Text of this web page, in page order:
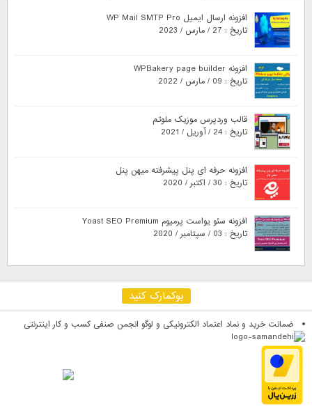
افزونه ارسال ایمیل WP Mail SMTP Pro
تاریخ : 27 / مارس / 2023
افزونه WPBakery page builder
تاریخ : 09 / مارس / 2022
قالب وردپرس موزیک ملوتم
تاریخ : 24 / آوریل / 2021
افزونه حرفه ای پنل پیشرفته میهن پنل
تاریخ : 30 / اکتبر / 2020
افزونه سئو یواست پرمیوم Yoast SEO Premium
تاریخ : 03 / سپتامبر / 2020
بوکمارک کنید
ضمانت خرید و نماد اعتماد الکترونیکی و لوگو انجمن صنفی کسب و کار اینترنتی